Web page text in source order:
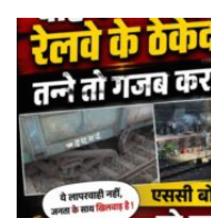
वाह
रेलवे
ठेकेदार
तन्ने
तो
गजब
कर